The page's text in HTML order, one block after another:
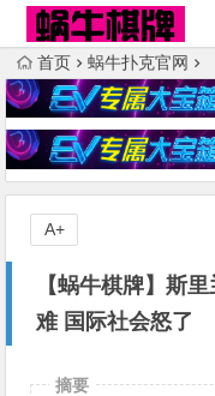
首页 蜗牛扑克官网
【蜗牛棋牌】斯
难 国际社会怒了
A+
摘要